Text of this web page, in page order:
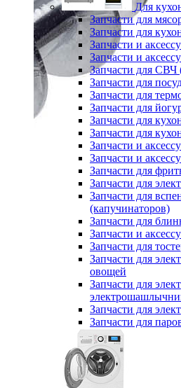
Для
Запчасти для
Запчасти для
Запчасти и
Запчасти и
Запчасти для
Запчасти для
Запчасти для
Запчасти для
Запчасти для
Запчасти для
Запчасти и
Запчасти и
Запчасти для
Запчасти для
Запчасти для
(капучинаторов)
Запчасти для
Запчасти и
Запчасти для
Запчасти для
овощей
Запчасти для
Запчасти для
Запчасти для